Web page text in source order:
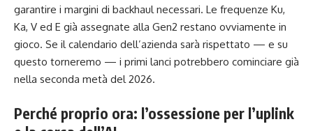
garantire i margini di backhaul necessari. Le frequenze Ku,
Ka, V ed E già assegnate alla Gen2 restano ovviamente in
gioco. Se il calendario dell’azienda sarà rispettato — e su
questo torneremo — i primi lanci potrebbero cominciare già
nella seconda metà del 2026.
Perché proprio ora: l’ossessione per l’uplink